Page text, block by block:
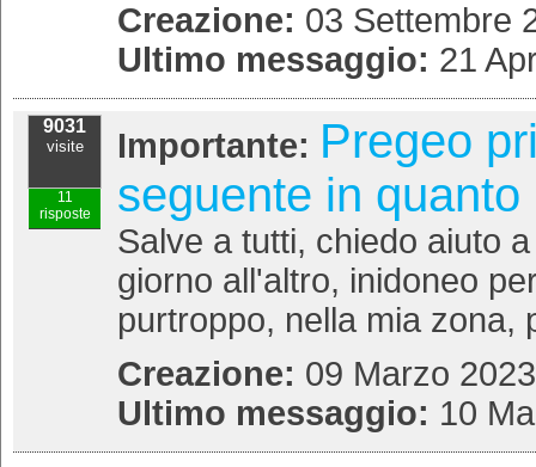
Creazione: 03 Settembre
Ultimo messaggio: 21
9031
visite
11
risposte
Importante: Pregeo
seguente in
Salve a tutti, chiedo aiuto
giorno all'altro, inidoneo
purtroppo, nella mia zona,
Creazione: 09 Marzo
Ultimo messaggio: 10